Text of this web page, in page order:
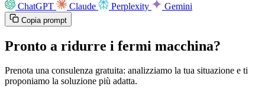
ChatGPT Claude Perplexity Gemini
Copia prompt
Pronto a ridurre i fermi macchina?
Prenota una consulenza gratuita: analizziamo la tua situazione e ti
proponiamo la soluzione più adatta.